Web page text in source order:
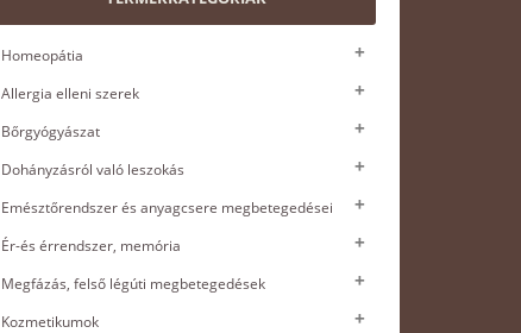
Homeopátia
Allergia elleni szerek
Bőrgyógyászat
Dohányzásról való leszokás
Emésztőrendszer és anyagcsere megbetegedései
Ér-és érrendszer, memória
Megfázás, felső légúti megbetegedések
Kozmetikumok